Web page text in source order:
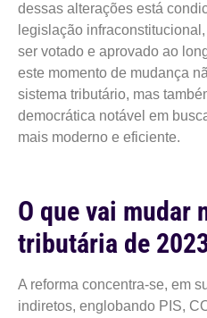
dessas alterações está
legislação
ser votado e aprovado ao
este momento de mudança
sistema tributário, mas
democrática notável em
mais moderno e eficiente.
O que vai mudar
tributária de
A reforma concentra-se, em
indiretos, englobando PIS,